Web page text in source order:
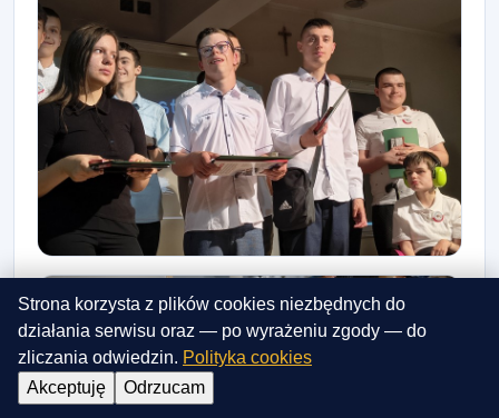
Strona korzysta z plików cookies niezbędnych do
działania serwisu oraz — po wyrażeniu zgody — do
zliczania odwiedzin. Polityka cookies
Akceptuję
Odrzucam